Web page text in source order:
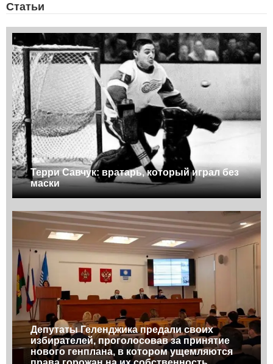
Статьи
Терри Савчук: вратарь, который играл без
маски
Депутаты Геленджика предали своих
избирателей, проголосовав за принятие
нового генплана, в котором ущемляются